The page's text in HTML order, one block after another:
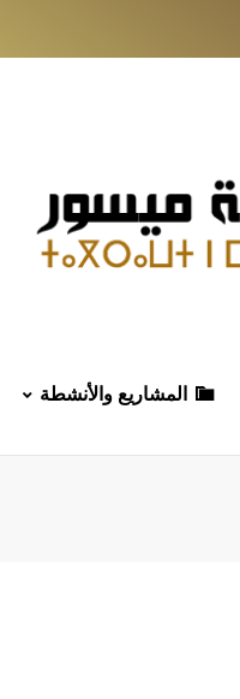
المشاريع والأنشطة